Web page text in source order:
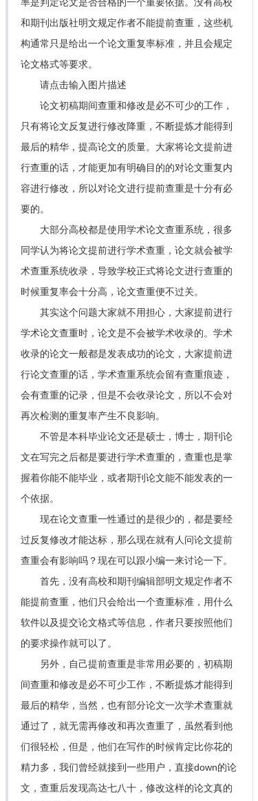
和期刊出版社明文规定作者不能提前查重，这些机
构通常只是给出一个论文重复率标准，并且会规定
论文格式等要求。
请点击输入图片描述
论文初稿期间查重和修改是必不可少的工作，
只有将论文反复进行修改降重，不断提炼才能得到
最后的精华，提高论文的质量。大家将论文提前进
行查重的话，才能更加有明确目的的对论文重复内
容进行修改，所以对论文进行提前查重是十分有必
要的。
大部分高校都是使用学术论文查重系统，很多
同学认为将论文提前进行学术查重，论文就会被学
术查重系统收录，导致学校正式将论文进行查重的
时候重复率会十分高，论文查重便不过关。
其实这个问题大家就不用担心，大家提前进行
学术论文查重时，论文是不会被学术收录的。学术
收录的论文一般都是发表成功的论文，大家提前进
行论文查重的话，学术查重系统会留有查重痕迹，
会有查重的记录，但是不会收录论文，所以不会对
再次检测的重复率产生不良影响。
不管是本科毕业论文还是硕士，博士，期刊论
文在写完之后都是要进行学术查重的，查重也是掌
握着你能不能毕业，或者期刊论文能不能发表的一
个依据。
现在论文查重一性通过的是很少的，都是要经
过反复修改才能达标，那么现在就有人问论文提前
查重会有影响吗？现在可以跟小编一来讨论一下。
首先，没有高校和期刊编辑部明文规定作者不
能提前查重，他们只会给出一个查重标准，用什么
软件以及提交论文格式等信息，作者只要按照他们
的要求操作就可以了。
另外，自己提前查重是非常用必要的，初稿期
间查重和修改是必不可少工作，不断提炼才能得到
最后的精华，当然，也有部分论文一次学术查重就
通过了，就无需再修改和再次查重了，虽然看到他
们很轻松，但是，他们在写作的时候肯定比你花的
精力多，我们曾经就接到一些用户，直接down的论
文，查重后发现高达七八十，修改这样的论文真的